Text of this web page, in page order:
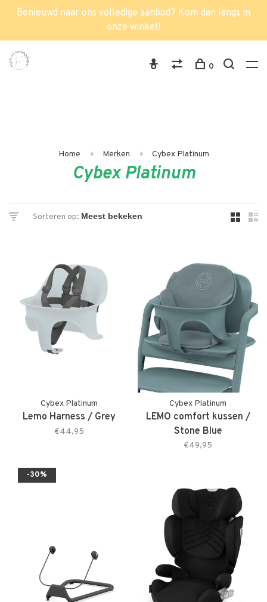
Benieuwd naar ons volledige aanbod? Kom dan langs in
onze winkel!
0
Home Merken Cybex Platinum
Cybex Platinum
Sorteren op:
Cybex Platinum
Lemo Harness / Grey
€44,95
Cybex Platinum
LEMO comfort kussen /
Stone Blue
€49,95
-30%